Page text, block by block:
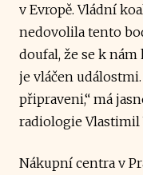
v Evropě. Vládní
nedovolila tento
doufal, že se k
je vláčen
připraveni,“ má
radiologie Vlastimil
Nákupní centra v